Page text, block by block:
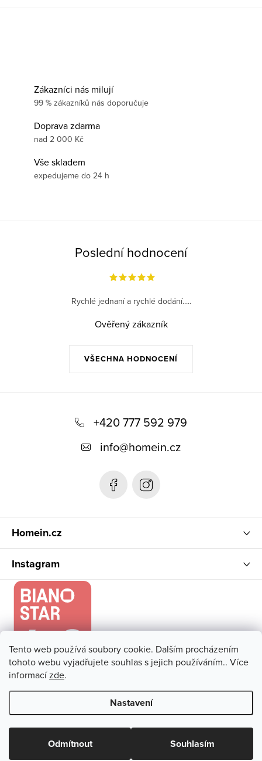
Tento web používá soubory cookie. Dalším procházením
tohoto webu vyjadřujete souhlas s jejich používáním.. Více
informacízde.
Nastavení
Odmítnout Souhlasím
Zákazníci nás milují
99 % zákazníků nás doporučuje
Doprava zdarma
nad 2 000 Kč
Vše skladem
expedujeme do 24 h
Poslední hodnocení
VŠECHNA HODNOCENÍ
Rychlé jednaní a rychlé dodání.....
Ověřený zákazník
+420 777 592 979
info@homein.cz
Homein.cz
Instagram
Copyright 2026Homein.cz. Všechna práva vyhrazena.Upravit
nastavení cookies